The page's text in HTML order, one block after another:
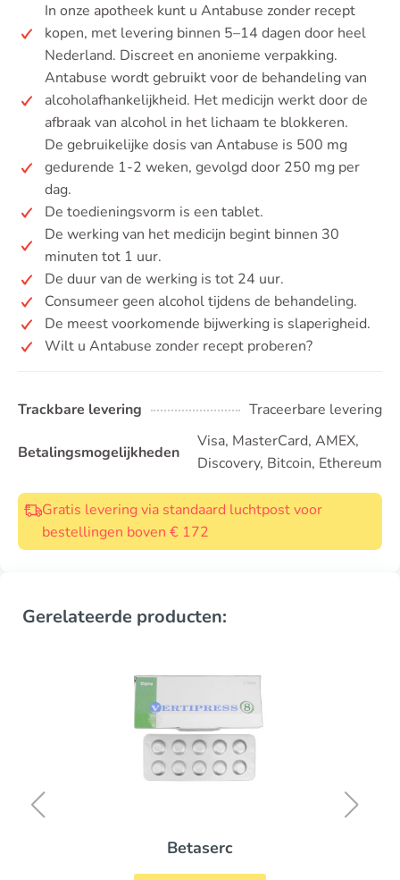
In onze apotheek kunt u Antabuse zonder recept
kopen, met levering binnen 5–14 dagen door heel
Nederland. Discreet en anonieme verpakking.
Antabuse wordt gebruikt voor de behandeling van
alcoholafhankelijkheid. Het medicijn werkt door de
afbraak van alcohol in het lichaam te blokkeren.
De gebruikelijke dosis van Antabuse is 500 mg
gedurende 1-2 weken, gevolgd door 250 mg per
dag.
De toedieningsvorm is een tablet.
De werking van het medicijn begint binnen 30
minuten tot 1 uur.
De duur van de werking is tot 24 uur.
Consumeer geen alcohol tijdens de behandeling.
De meest voorkomende bijwerking is slaperigheid.
Wilt u Antabuse zonder recept proberen?
Trackbare levering Traceerbare levering
Betalingsmogelijkheden
Visa, MasterCard, AMEX,
Discovery, Bitcoin, Ethereum
Gratis levering via standaard luchtpost voor
bestellingen boven € 172
Gerelateerde producten:
Betaserc